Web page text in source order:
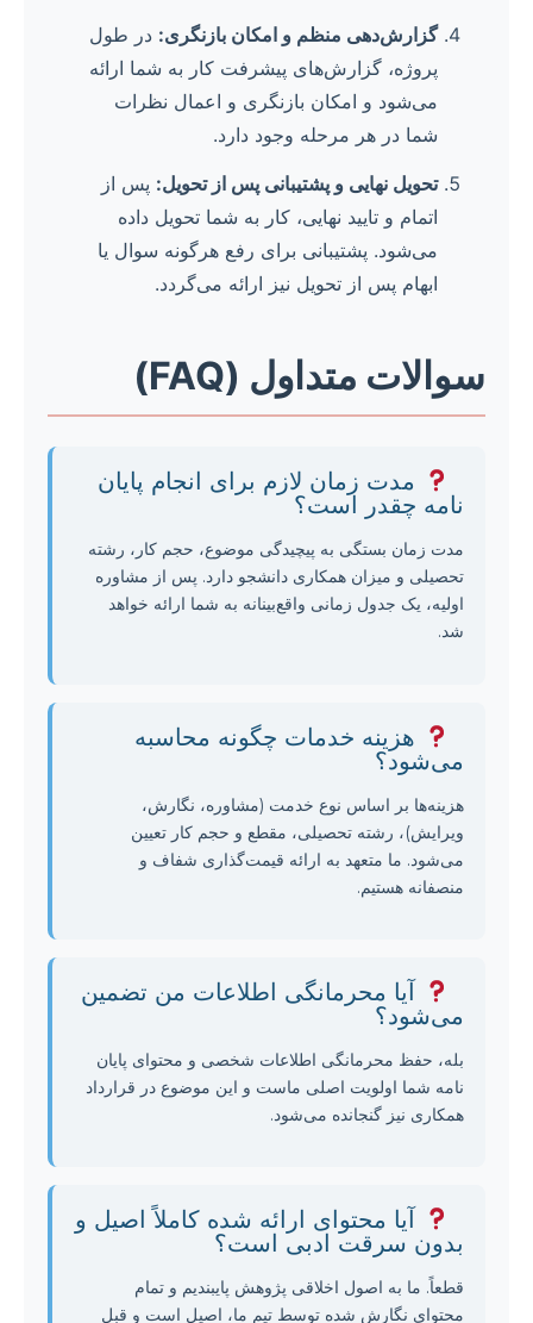
گزارش‌دهی منظم و امکان بازنگری: در طول
پروژه، گزارش‌های پیشرفت کار به شما ارائه
می‌شود و امکان بازنگری و اعمال نظرات
شما در هر مرحله وجود دارد.
تحویل نهایی و پشتیبانی پس از تحویل: پس از
اتمام و تایید نهایی، کار به شما تحویل داده
می‌شود. پشتیبانی برای رفع هرگونه سوال یا
ابهام پس از تحویل نیز ارائه می‌گردد.
سوالات متداول (FAQ)
مدت زمان لازم برای انجام پایان
نامه چقدر است؟
مدت زمان بستگی به پیچیدگی موضوع، حجم کار، رشته
تحصیلی و میزان همکاری دانشجو دارد. پس از مشاوره
اولیه، یک جدول زمانی واقع‌بینانه به شما ارائه خواهد
شد.
هزینه خدمات چگونه محاسبه
می‌شود؟
هزینه‌ها بر اساس نوع خدمت (مشاوره، نگارش،
ویرایش)، رشته تحصیلی، مقطع و حجم کار تعیین
می‌شود. ما متعهد به ارائه قیمت‌گذاری شفاف و
منصفانه هستیم.
آیا محرمانگی اطلاعات من تضمین
می‌شود؟
بله، حفظ محرمانگی اطلاعات شخصی و محتوای پایان
نامه شما اولویت اصلی ماست و این موضوع در قرارداد
همکاری نیز گنجانده می‌شود.
آیا محتوای ارائه شده کاملاً اصیل و
بدون سرقت ادبی است؟
قطعاً. ما به اصول اخلاقی پژوهش پایبندیم و تمام
محتوای نگارش شده توسط تیم ما، اصیل است و قبل